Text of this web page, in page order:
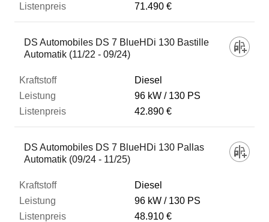
71.490 €
DS Automobiles DS 7 BlueHDi 130 Bastille
Automatik (11/22 - 09/24)
Diesel
96 kW
130 PS
42.890 €
DS Automobiles DS 7 BlueHDi 130 Pallas
Automatik (09/24 - 11/25)
Diesel
96 kW
130 PS
48.910 €